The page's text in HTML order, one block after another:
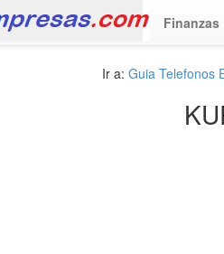
Finanzas
Ir a: Guia Telefonos